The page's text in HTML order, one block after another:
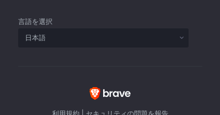
言語を選択
利用規約 セキュリティの問題を報告